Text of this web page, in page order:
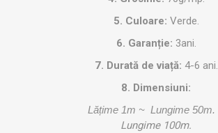
5. Culoare: Verde.
6. Garanție: 3ani.
7. Durată de viață: 4-6 ani.
8. Dimensiuni:
Lățime 1m ~ Lungime 50m.
Lungime 100m.